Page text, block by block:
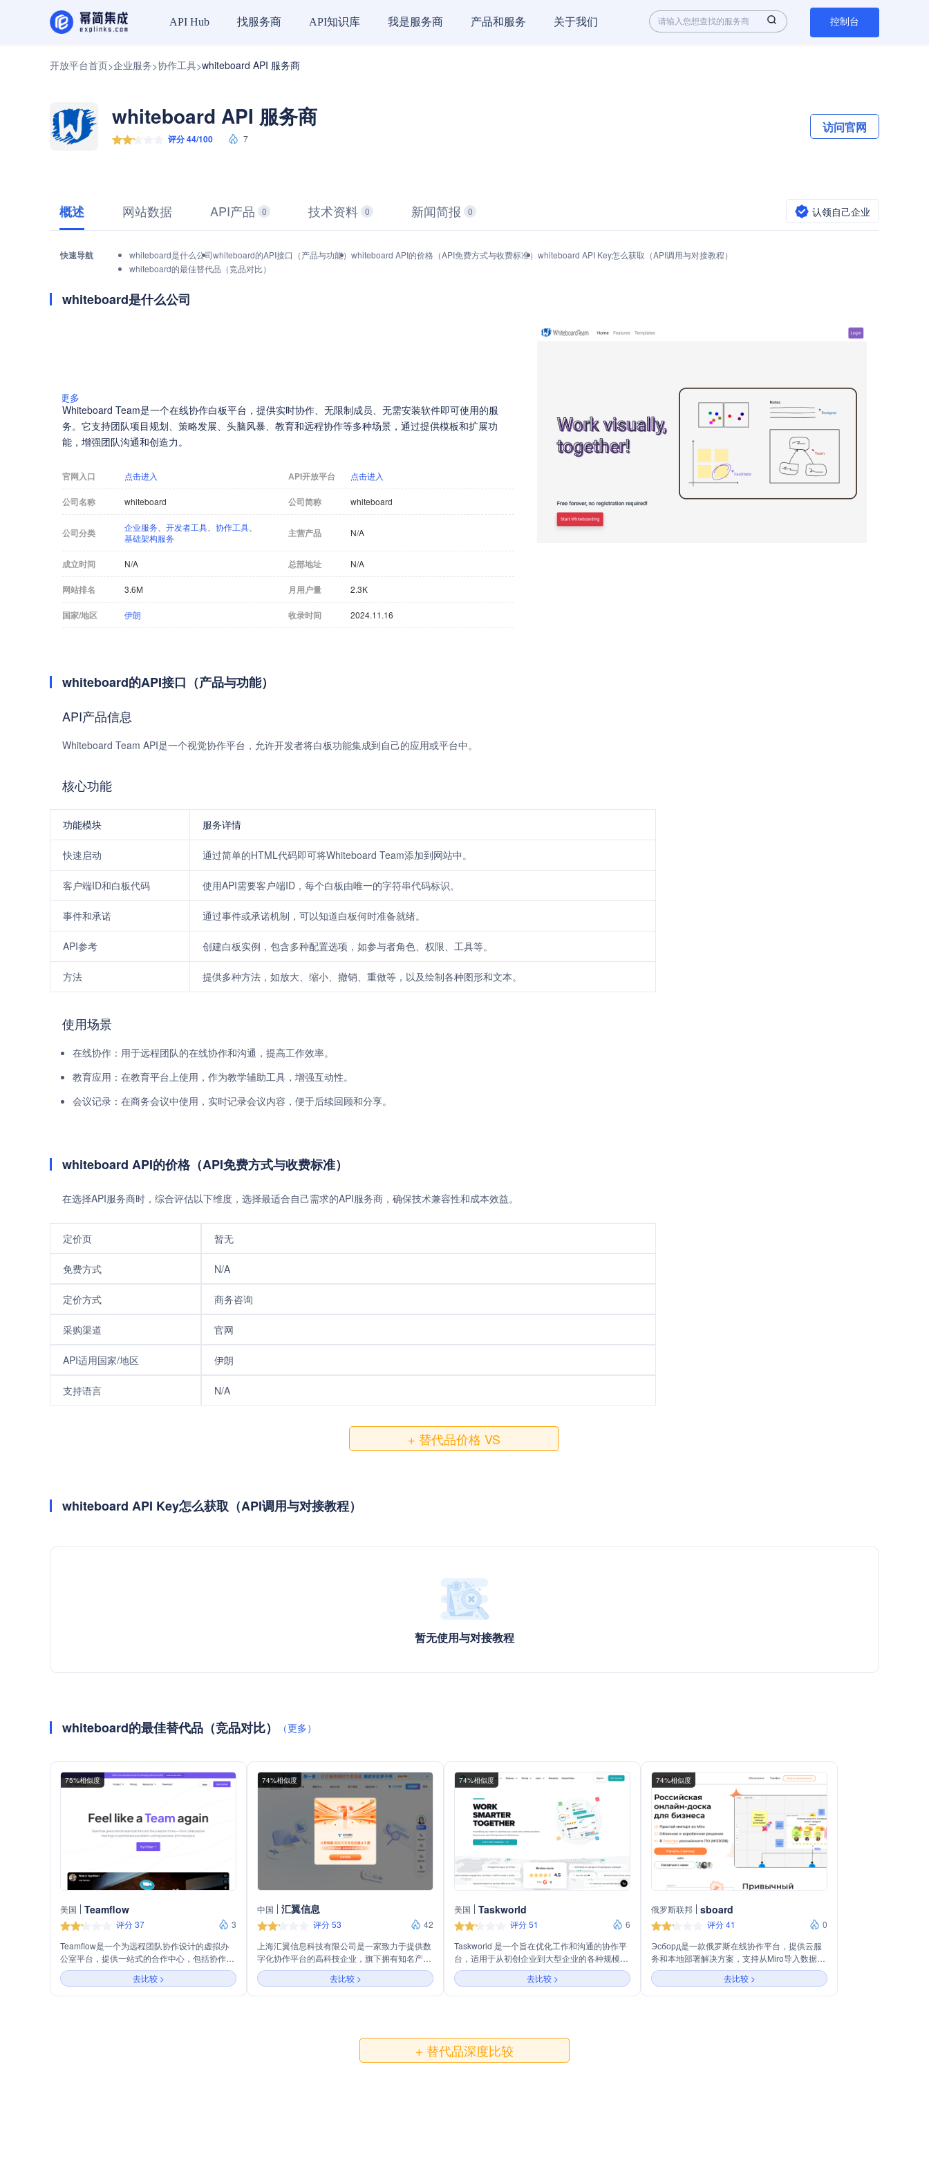
API Hub 找服务商 API知识库 我是服务商 产品和服务 关于我们 控制台
开放平台首页>企业服务>协作工具>whiteboard API 服务商
whiteboard API 服务商
评分 44/100 7
访问官网
概述 网站数据 API产品 0 技术资料 0 新闻简报 0 认领自己企业
快速导航 whiteboard是什么公司whiteboard的API接口（产品与功能） whiteboard API的价格（API免费方式与收费标准） whiteboard API Key怎么获取（API调用与对接教程）
whiteboard的最佳替代品（竞品对比）
whiteboard是什么公司
更多
Whiteboard Team是一个在线协作白板平台，提供实时协作、无限制成员、无需安装软件即可使用的服
务。它支持团队项目规划、策略发展、头脑风暴、教育和远程协作等多种场景，通过提供模板和扩展功
能，增强团队沟通和创造力。
官网入口 点击进入 API开放平台 点击进入
公司名称 whiteboard 公司简称 whiteboard
公司分类 企业服务 开发者工具 协作工具
基础架构服务
主营产品 N/A
成立时间 N/A 总部地址 N/A
网站排名 3.6M 月用户量 2.3K
国家/地区 伊朗 收录时间 2024.11.16
whiteboard的API接口（产品与功能）
API产品信息
Whiteboard Team API是一个视觉协作平台，允许开发者将白板功能集成到自己的应用或平台中。
核心功能
功能模块 服务详情
快速启动 通过简单的HTML代码即可将Whiteboard Team添加到网站中。
客户端ID和白板代码 使用API需要客户端ID，每个白板由唯一的字符串代码标识。
事件和承诺 通过事件或承诺机制，可以知道白板何时准备就绪。
API参考 创建白板实例，包含多种配置选项，如参与者角色、权限、工具等。
方法 提供多种方法，如放大、缩小、撤销、重做等，以及绘制各种图形和文本。
使用场景
在线协作：用于远程团队的在线协作和沟通，提高工作效率。
教育应用：在教育平台上使用，作为教学辅助工具，增强互动性。
会议记录：在商务会议中使用，实时记录会议内容，便于后续回顾和分享。
whiteboard API的价格（API免费方式与收费标准）
在选择API服务商时，综合评估以下维度，选择最适合自己需求的API服务商，确保技术兼容性和成本效益。
定价页 暂无
免费方式 N/A
定价方式 商务咨询
采购渠道 官网
API适用国家/地区 伊朗
支持语言 N/A
+ 替代品价格 VS
whiteboard API Key怎么获取（API调用与对接教程）
暂无使用与对接教程
whiteboard的最佳替代品（竞品对比） （更多）
75%相似度
美国 Teamflow
评分 37
3
Teamflow是一个为远程团队协作设计的虚拟办
公室平台，提供一站式的合作中心，包括协作会
议和即兴问题解决会话，旨在帮助远程团队更高
效地协作。
去比较 >
74%相似度
中国 汇翼信息
评分 53
42
上海汇翼信息科技有限公司是一家致力于提供数
字化协作平台的高科技企业，旗下拥有知名产品
Teambition。该公司专注于项目管理、任务协同
等解决方案，服务于全球千万级用户和超过
10000家付费企业。通过深度融合钉钉等平台，
全生命周期的客户服务，助力客户成功实现数字
去比较 >
74%相似度
美国 Taskworld
评分 51
6
Taskworld 是一个旨在优化工作和沟通的协作平
台，适用于从初创企业到大型企业的各种规模业
务。它提供灵活的功能，包括项目管理、任务分
配、跨团队协作、直接在任务上的沟通以及文件
交换，旨在提高工作效率、节省时间并加强团队
去比较 >
74%相似度
俄罗斯联邦 sboard
评分 41
0
Эсборд是一款俄罗斯在线协作平台，提供云服
务和本地部署解决方案，支持从Miro导入数据，
并允许用户自定义访问权限。它以交互式看板为
核心，服务于企业团队，帮助他们通过可视化工
具提高工作效率和项目管理能力，拥有超过
去比较 >
+ 替代品深度比较